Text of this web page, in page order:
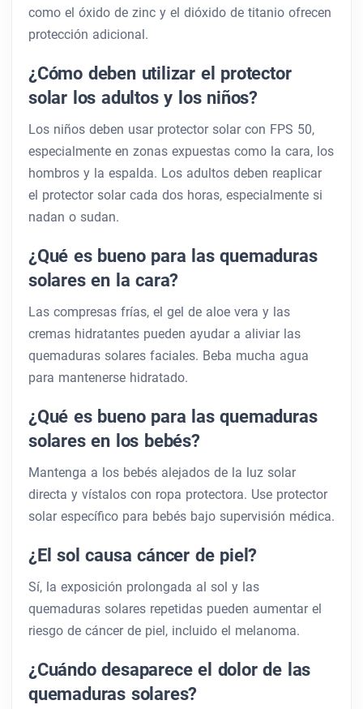
como el óxido de zinc y el dióxido de titanio ofrecen
protección adicional.
¿Cómo deben utilizar el protector
solar los adultos y los niños?
Los niños deben usar protector solar con FPS 50,
especialmente en zonas expuestas como la cara, los
hombros y la espalda. Los adultos deben reaplicar
el protector solar cada dos horas, especialmente si
nadan o sudan.
¿Qué es bueno para las quemaduras
solares en la cara?
Las compresas frías, el gel de aloe vera y las
cremas hidratantes pueden ayudar a aliviar las
quemaduras solares faciales. Beba mucha agua
para mantenerse hidratado.
¿Qué es bueno para las quemaduras
solares en los bebés?
Mantenga a los bebés alejados de la luz solar
directa y vístalos con ropa protectora. Use protector
solar específico para bebés bajo supervisión médica.
¿El sol causa cáncer de piel?
Sí, la exposición prolongada al sol y las
quemaduras solares repetidas pueden aumentar el
riesgo de cáncer de piel, incluido el melanoma.
¿Cuándo desaparece el dolor de las
quemaduras solares?